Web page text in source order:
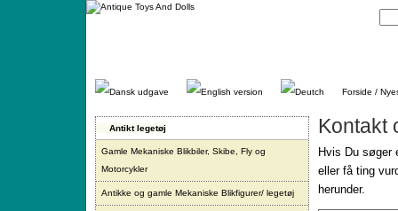
Gå
Forside /
Antikt legetøj
Gamle Mekaniske Blikbiler, Skibe, Fly og
Motorcykler
Antikke og gamle Mekaniske Blikfigurer/ legetøj
Kontakt
Hvis Du
eller få ting
herunder.